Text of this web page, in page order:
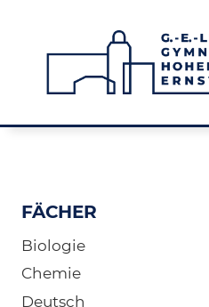
springen
FÄCHER
Biologie
Chemie
Deutsch